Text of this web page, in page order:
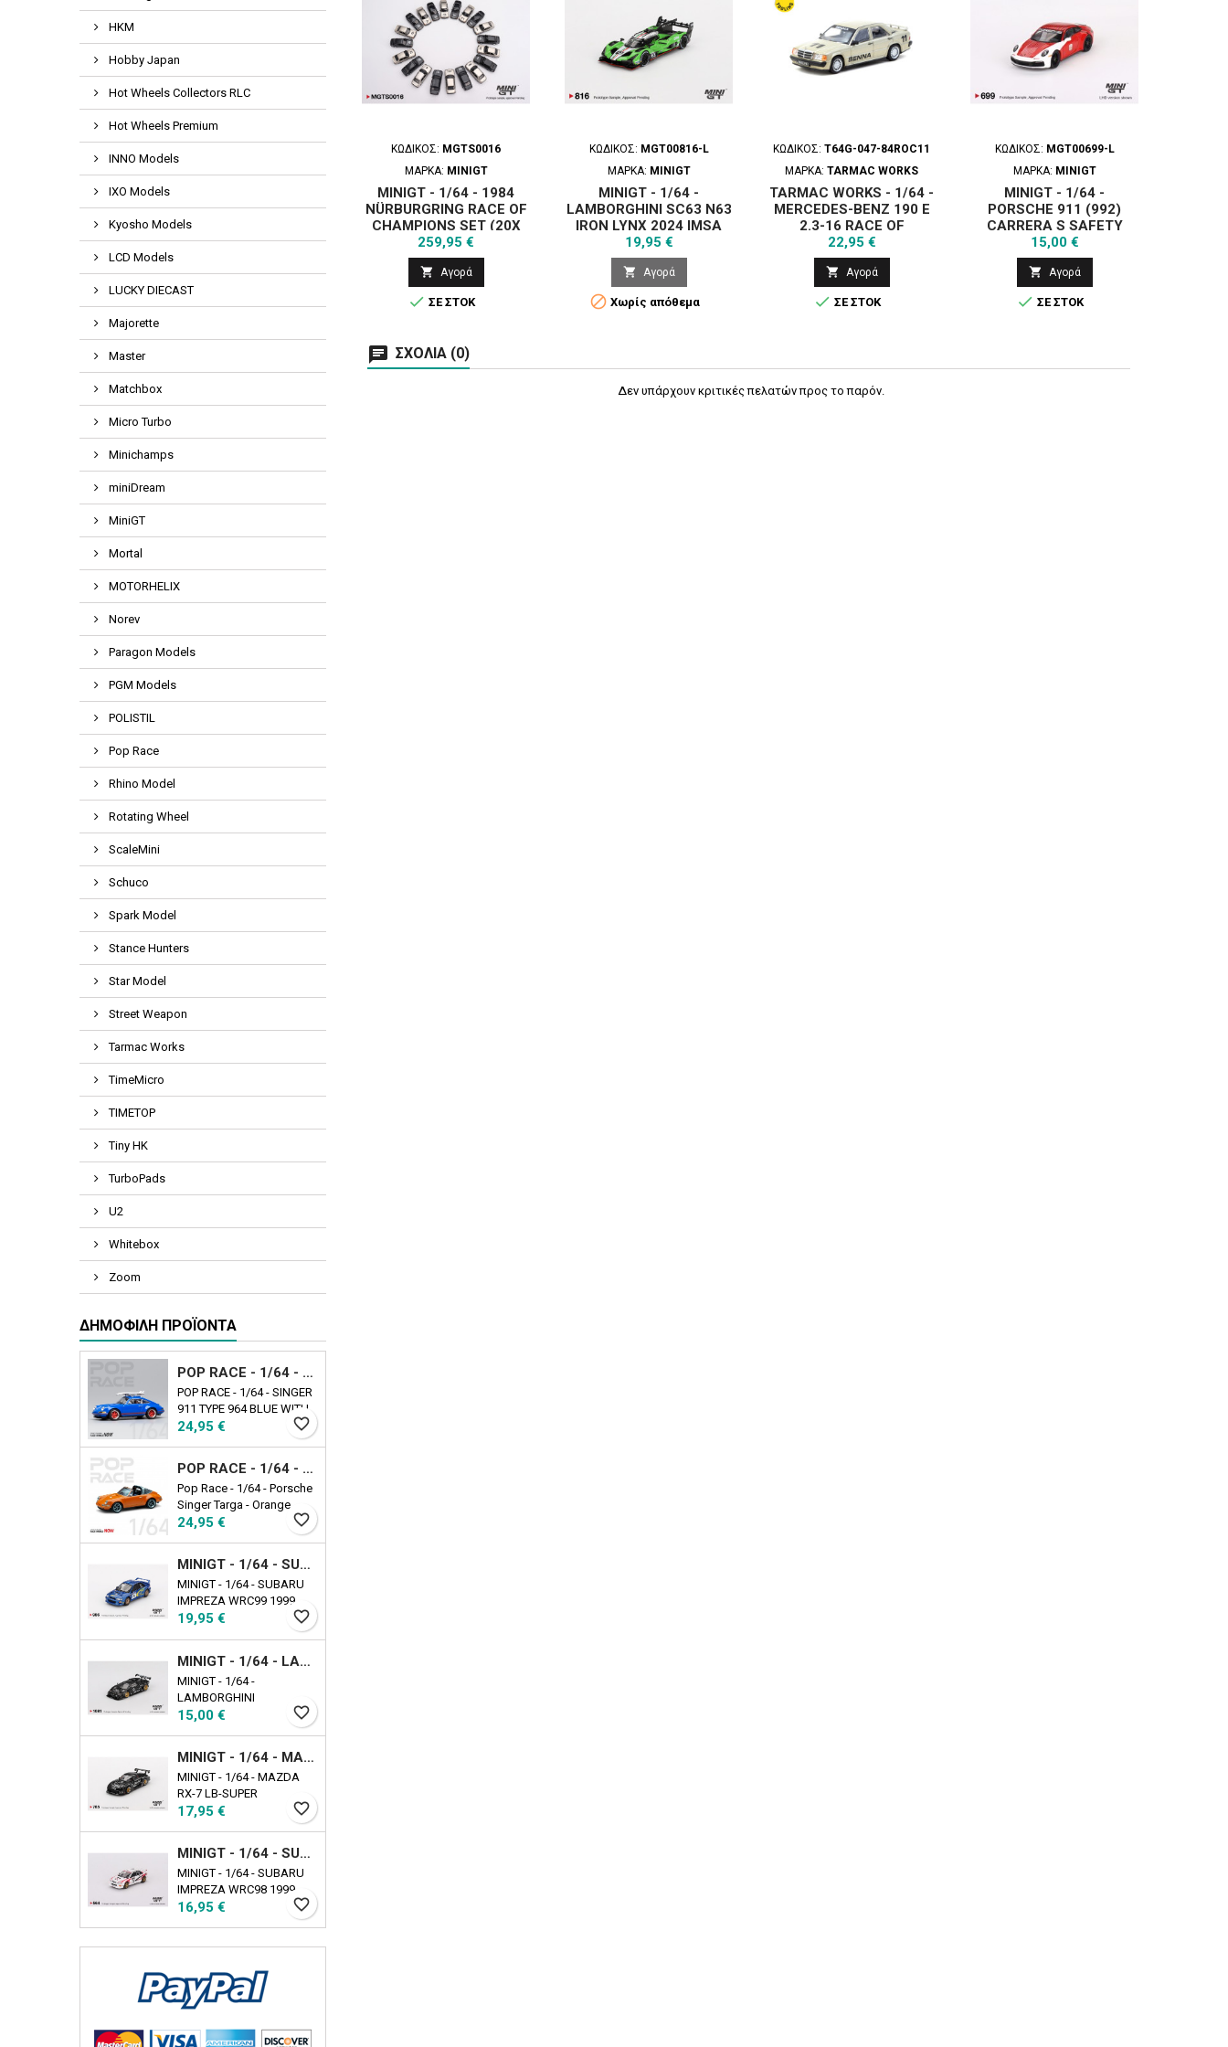
HKM
Hobby Japan
Hot Wheels Collectors RLC
Hot Wheels Premium
INNO Models
IXO Models
Kyosho Models
LCD Models
LUCKY DIECAST
Majorette
Master
Matchbox
Micro Turbo
Minichamps
miniDream
MiniGT
Mortal
MOTORHELIX
Norev
Paragon Models
PGM Models
POLISTIL
Pop Race
Rhino Model
Rotating Wheel
ScaleMini
Schuco
Spark Model
Stance Hunters
Star Model
Street Weapon
Tarmac Works
TimeMicro
TIMETOP
Tiny HK
TurboPads
U2
Whitebox
Zoom
ΔΗΜΟΦΙΛΉ ΠΡΟΪΌΝΤΑ
POP RACE - 1/64 - SINGER 911 TYPE 964 BLUE WITH WAKEBOARD
POP RACE - 1/64 - SINGER
911 TYPE 964 BLUE WITH
WAKEBOARD
Τιμή
24,95 € favorite_border
POP RACE - 1/64 - PORSCHE SINGER TARGA - ORANGE
Pop Race - 1/64 - Porsche
Singer Targa - Orange
Τιμή
24,95 € favorite_border
MINIGT - 1/64 - SUBARU IMPREZA WRC99 1999 RALLY AUSTRALIA WINNER N5 AUSTRALIA EXCLUSIVE
MINIGT - 1/64 - SUBARU
IMPREZA WRC99 1999
RALLY AUSTRALIA
WINNER N5 AUSTRALIA
Τιμή
19,95 € favorite_border
MINIGT - 1/64 - LAMBORGHINI COUNTACH LB-WORKS BLACK
MINIGT - 1/64 -
LAMBORGHINI
COUNTACH LB-WORKS
Τιμή
15,00 € favorite_border
MINIGT - 1/64 - MAZDA RX-7 LB-SUPER SILHOUETTE LIBERTY WALK BLACK
MINIGT - 1/64 - MAZDA
RX-7 LB-SUPER
SILHOUETTE LIBERTY
Τιμή
17,95 € favorite_border
MINIGT - 1/64 - SUBARU IMPREZA WRC98 1999 RALLY TOUR DE CORSE N22
MINIGT - 1/64 - SUBARU
IMPREZA WRC98 1999
RALLY TOUR DE CORSE
Τιμή
16,95 € favorite_border
ΚΩΔΙΚΌΣ: MGTS0016
ΜΆΡΚΑ: MINIGT
MINIGT - 1/64 - 1984
NÜRBURGRING RACE OF
CHAMPIONS SET (20X
CARS)
Τιμή
259,95 €
 Αγορά
 ΣΕ ΣΤΟΚ
ΚΩΔΙΚΌΣ: MGT00816-L
ΜΆΡΚΑ: MINIGT
MINIGT - 1/64 -
LAMBORGHINI SC63 N63
IRON LYNX 2024 IMSA
SEBRING 12 HRS
Τιμή
19,95 €
 Αγορά
 Χωρίς απόθεμα
ΚΩΔΙΚΌΣ: T64G-047-84ROC11
ΜΆΡΚΑ: TARMAC WORKS
TARMAC WORKS - 1/64 -
MERCEDES-BENZ 190 E
2.3-16 RACE OF
CHAMPION 1984 N11 -
GLOBAL64
Τιμή
22,95 €
 Αγορά
 ΣΕ ΣΤΟΚ
ΚΩΔΙΚΌΣ: MGT00699-L
ΜΆΡΚΑ: MINIGT
MINIGT - 1/64 -
PORSCHE 911 (992)
CARRERA S SAFETY
CAR 2023 IMSA
DAYTONA 24 HRS - LHD
Τιμή
15,00 €
 Αγορά
 ΣΕ ΣΤΟΚ
ΣΧΌΛΙΑ (0)
Δεν υπάρχουν κριτικές πελατών προς το παρόν.